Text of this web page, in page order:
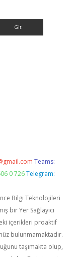
Teams:
0 726 Telegram:
Bilgi Teknolojileri
bir Yer Sağlayıcı
içerikleri proaktif
bulunmamaktadır.
taşımakta olup,